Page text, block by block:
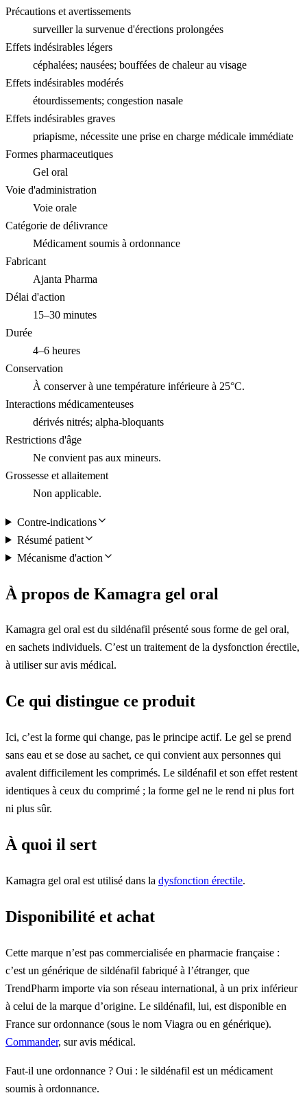
Précautions et avertissements
surveiller la survenue d'érections prolongées
Effets indésirables légers
céphalées; nausées; bouffées de chaleur au visage
Effets indésirables modérés
étourdissements; congestion nasale
Effets indésirables graves
priapisme, nécessite une prise en charge médicale immédiate
Formes pharmaceutiques
Gel oral
Voie d'administration
Voie orale
Catégorie de délivrance
Médicament soumis à ordonnance
Fabricant
Ajanta Pharma
Délai d'action
15–30 minutes
Durée
4–6 heures
Conservation
À conserver à une température inférieure à 25°C.
Interactions médicamenteuses
dérivés nitrés; alpha-bloquants
Restrictions d'âge
Ne convient pas aux mineurs.
Grossesse et allaitement
Non applicable.
Contre-indications
Résumé patient
Mécanisme d'action
À propos de Kamagra gel oral
Kamagra gel oral est du sildénafil présenté sous forme de gel oral,
en sachets individuels. C’est un traitement de la dysfonction érectile,
à utiliser sur avis médical.
Ce qui distingue ce produit
Ici, c’est la forme qui change, pas le principe actif. Le gel se prend
sans eau et se dose au sachet, ce qui convient aux personnes qui
avalent difficilement les comprimés. Le sildénafil et son effet restent
identiques à ceux du comprimé ; la forme gel ne le rend ni plus fort
ni plus sûr.
À quoi il sert
Kamagra gel oral est utilisé dans la dysfonction érectile.
Disponibilité et achat
Cette marque n’est pas commercialisée en pharmacie française :
c’est un générique de sildénafil fabriqué à l’étranger, que
TrendPharm importe via son réseau international, à un prix inférieur
à celui de la marque d’origine. Le sildénafil, lui, est disponible en
France sur ordonnance (sous le nom Viagra ou en générique).
Commander, sur avis médical.
Faut-il une ordonnance ? Oui : le sildénafil est un médicament
soumis à ordonnance.